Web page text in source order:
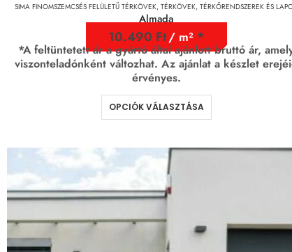
SIMA FINOMSZEMCSÉS FELÜLETŰ TÉRKÖVEK,TÉRKÖVEK, TÉRKŐRENDSZEREK ÉS
Almada
10.490 Ft/ m²
*A feltüntetett ár a gyártó által ajánlott bruttó ár,
viszonteladónként változhat. Az ajánlat a készlet
érvényes.
OPCIÓK VÁLASZTÁSA